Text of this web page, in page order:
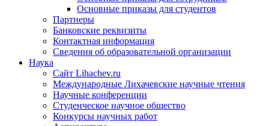
Основные приказы для студентов
Партнеры
Банковские реквизиты
Контактная информация
Сведения об образовательной организации
Наука
Сайт Lihachev.ru
Международные Лихачевские научные чтения
Научные конференции
Студенческое научное общество
Конкурсы научных работ